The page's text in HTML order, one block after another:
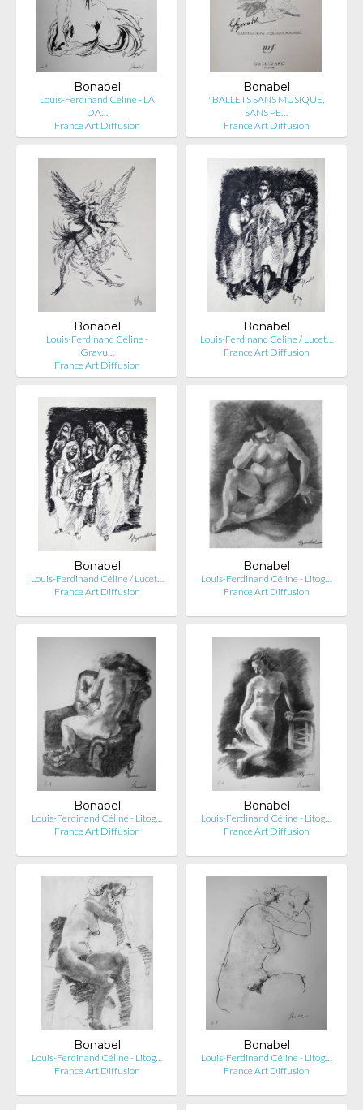
Bonabel
Louis-Ferdinand Céline - LA
DA…
France Art Diffusion
Bonabel
"BALLETS SANS MUSIQUE,
SANS PE…
France Art Diffusion
Bonabel
Louis-Ferdinand Céline -
Gravu…
France Art Diffusion
Bonabel
Louis-Ferdinand Céline / Lucet…
France Art Diffusion
Bonabel
Louis-Ferdinand Céline / Lucet…
France Art Diffusion
Bonabel
Louis-Ferdinand Céline - Litog…
France Art Diffusion
Bonabel
Louis-Ferdinand Céline - Litog…
France Art Diffusion
Bonabel
Louis-Ferdinand Céline - Litog…
France Art Diffusion
Bonabel
Louis-Ferdinand Céline - Litog…
France Art Diffusion
Bonabel
Louis-Ferdinand Céline - Litog…
France Art Diffusion